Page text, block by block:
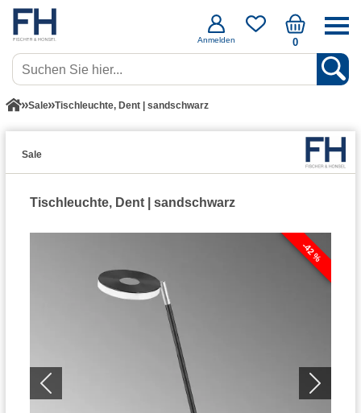
Anmelden 0
Sale Tischleuchte, Dent | sandschwarz
Sale
Tischleuchte, Dent | sandschwarz
-42 %